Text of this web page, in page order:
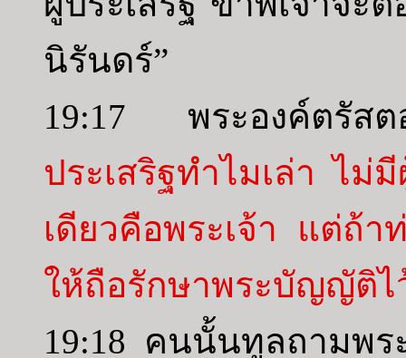
นิรันดร์”
19:17 พระองค์ตรั
ประเสริฐทำไมเล่า ไม่
เดียวคือพระเจ้า แต่ถ้
ให้ถือรักษาพระบัญญัติไ
19:18 คนนั้นทูลถามพ